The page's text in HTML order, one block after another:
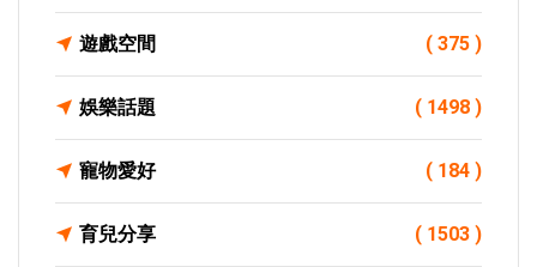
遊戲空間 ( 375 )
娛樂話題 ( 1498 )
寵物愛好 ( 184 )
育兒分享 ( 1503 )